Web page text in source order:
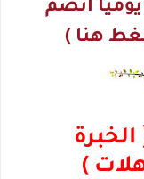
أنضم
هنا )
الخبرة
)